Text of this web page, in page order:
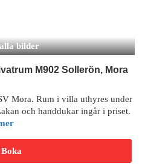
M902 Sollerön, Mora
Mora. Rum i villa uthyres under
och handdukar ingår i priset.
Boka
bilder